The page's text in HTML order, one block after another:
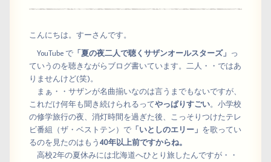
こんにちは。すーさんです。
YouTube で 「夏の夜二人で聴くサザンオールスターズ」 っ
ていうのを聴きながらブログ書いています。二人・・ではあ
りませんけど(笑)。
まぁ・・サザンが名曲揃いなのは言うまでもないですが、
これだけ何年も聞き続けられるってやっぱりすごい。小学校
の修学旅行の夜、消灯時間を過ぎた後、こっそりつけたテレ
ビ番組（ザ・ベストテン）で 「いとしのエリー」 を歌ってい
るのを見たのはもう40年以上前ですからね。
高校2年の夏休みには北海道へひとり旅したんですが・・